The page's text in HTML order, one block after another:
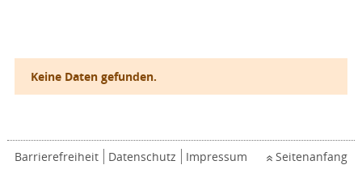
Keine Daten gefunden.
Barrierefreiheit Datenschutz Impressum Seitenanfang